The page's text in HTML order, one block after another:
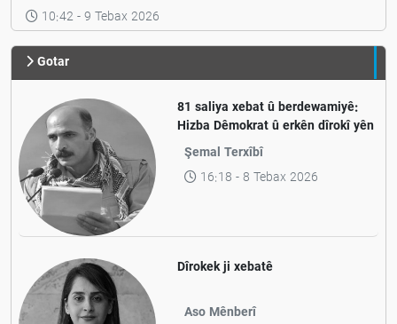
10:42 - 9 Tebax 2026
Gotar
81 saliya xebat û berdewamiyê:
Hizba Dêmokrat û erkên dîrokî yên
nifşa nû li Rojhilatê Kurdistanê
Şemal Terxîbî
16:18 - 8 Tebax 2026
Dîrokek ji xebatê
Aso Mênberî